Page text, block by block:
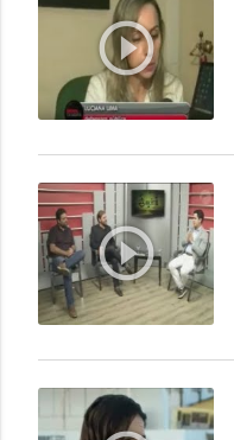
play_circle_outline
play_circle_outline